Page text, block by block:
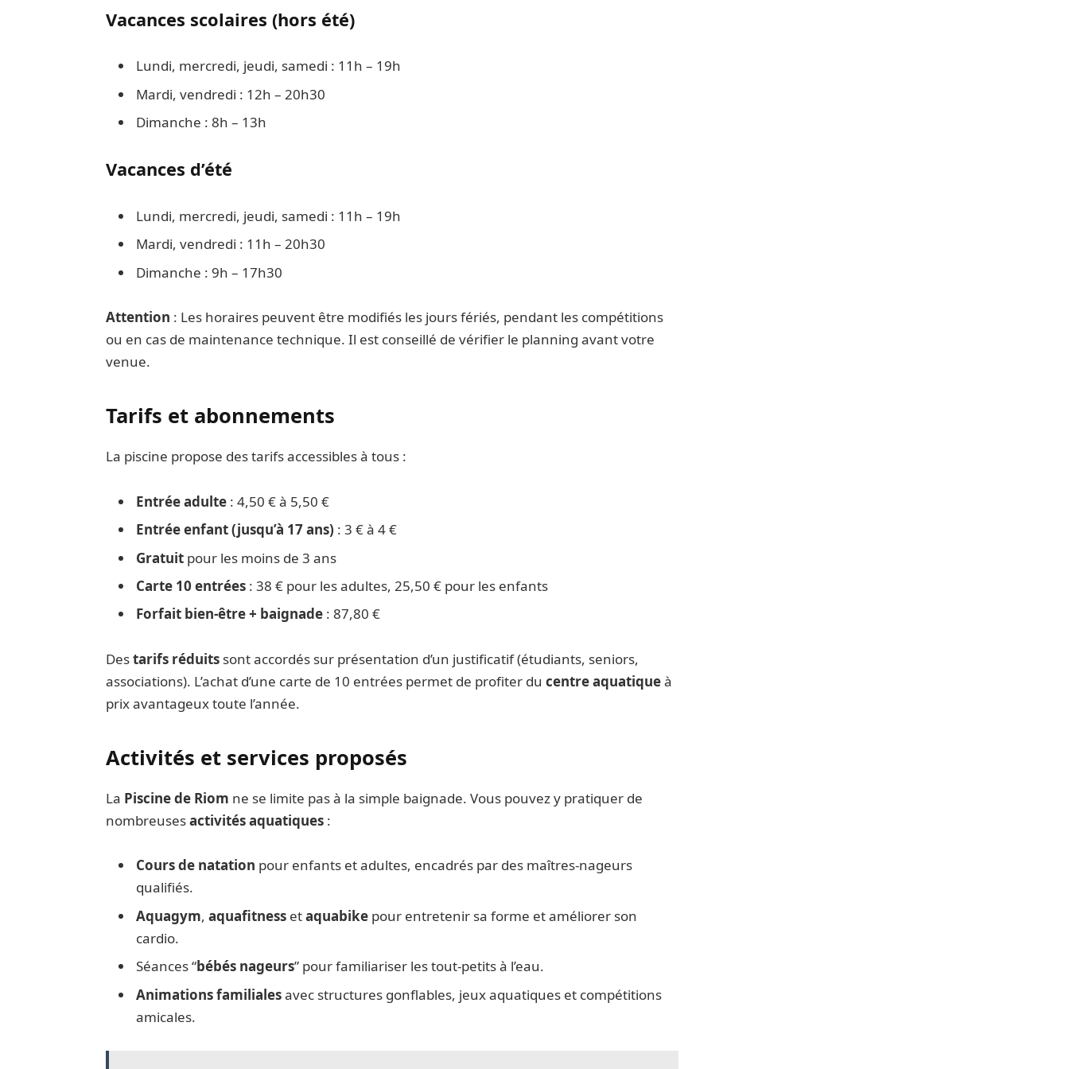
Vacances scolaires (hors été)
Lundi, mercredi, jeudi, samedi : 11h – 19h
Mardi, vendredi : 12h – 20h30
Dimanche : 8h – 13h
Vacances d’été
Lundi, mercredi, jeudi, samedi : 11h – 19h
Mardi, vendredi : 11h – 20h30
Dimanche : 9h – 17h30
Attention : Les horaires peuvent être modifiés les jours fériés, pendant les compétitions
ou en cas de maintenance technique. Il est conseillé de vérifier le planning avant votre
venue.
Tarifs et abonnements
La piscine propose des tarifs accessibles à tous :
Entrée adulte: 4,50 € à 5,50 €
Entrée enfant (jusqu’à 17 ans) : 3 € à 4 €
Gratuitpour les moins de 3 ans
Carte 10 entrées: 38 € pour les adultes, 25,50 € pour les enfants
Forfait bien-être + baignade: 87,80 €
Destarifs réduitssont accordés sur présentation d’un justificatif (étudiants, seniors,
associations). L’achat d’une carte de 10 entrées permet de profiter du centre aquatiqueà
prix avantageux toute l’année.
Activités et services proposés
La Piscine de Riom ne se limite pas à la simple baignade. Vous pouvez y pratiquer de
nombreusesactivités aquatiques:
Cours de natation pour enfants et adultes, encadrés par des maîtres-nageurs
qualifiés.
Aquagym, aquafitnessetaquabikepour entretenir sa forme et améliorer son
cardio.
Séances “bébés nageurs” pour familiariser les tout-petits à l’eau.
Animations familialesavec structures gonflables, jeux aquatiques et compétitions
amicales.